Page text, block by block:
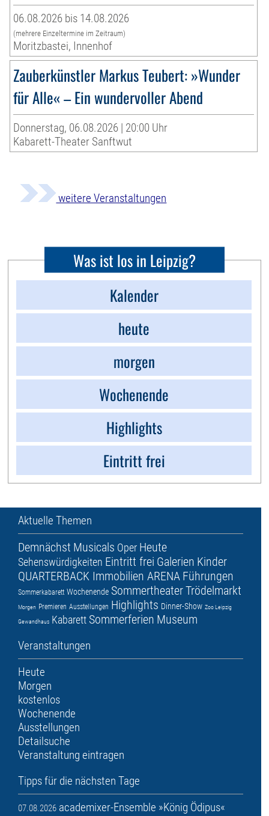
06.08.2026 bis 14.08.2026
(mehrere Einzeltermine im Zeitraum)
Moritzbastei, Innenhof
Zauberkünstler Markus Teubert: »Wunder
für Alle« – Ein wundervoller Abend
Donnerstag, 06.08.2026 | 20:00 Uhr
Kabarett-Theater Sanftwut
weitere Veranstaltungen
Was ist los in Leipzig?
Kalender
heute
morgen
Wochenende
Highlights
Eintritt frei
Aktuelle Themen
Demnächst Musicals Oper Heute
Sehenswürdigkeiten Eintritt frei Galerien Kinder
QUARTERBACK Immobilien ARENA Führungen
Sommerkabarett Wochenende SommertheaterTrödelmarkt
Morgen Premieren Ausstellungen Highlights Dinner-Show Zoo Leipzig
Gewandhaus Kabarett Sommerferien Museum
Veranstaltungen
Heute
Morgen
kostenlos
Wochenende
Ausstellungen
Detailsuche
Veranstaltung eintragen
Tipps für die nächsten Tage
07.08.2026 academixer-Ensemble »König Ödipus«